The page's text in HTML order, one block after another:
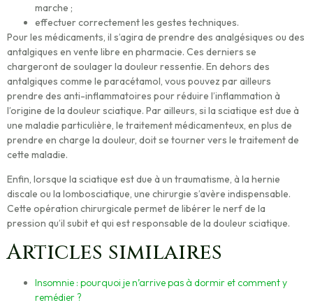
marche ;
effectuer correctement les gestes techniques.
Pour les médicaments, il s’agira de prendre des analgésiques ou des
antalgiques en vente libre en pharmacie. Ces derniers se
chargeront de soulager la douleur ressentie. En dehors des
antalgiques comme le paracétamol, vous pouvez par ailleurs
prendre des anti-inflammatoires pour réduire l’inflammation à
l’origine de la douleur sciatique. Par ailleurs, si la sciatique est due à
une maladie particulière, le traitement médicamenteux, en plus de
prendre en charge la douleur, doitse tourner vers le traitement de
cette maladie.
Enfin, lorsque la sciatique est due à un traumatisme, à la hernie
discale ou la lombosciatique, une chirurgie s’avère indispensable.
Cette opération chirurgicale permet de libérer le nerf de la
pression qu’il subit et qui est responsable de la douleur sciatique.
Articles similaires
Insomnie : pourquoi je n’arrive pas à dormir et comment y
remédier ?